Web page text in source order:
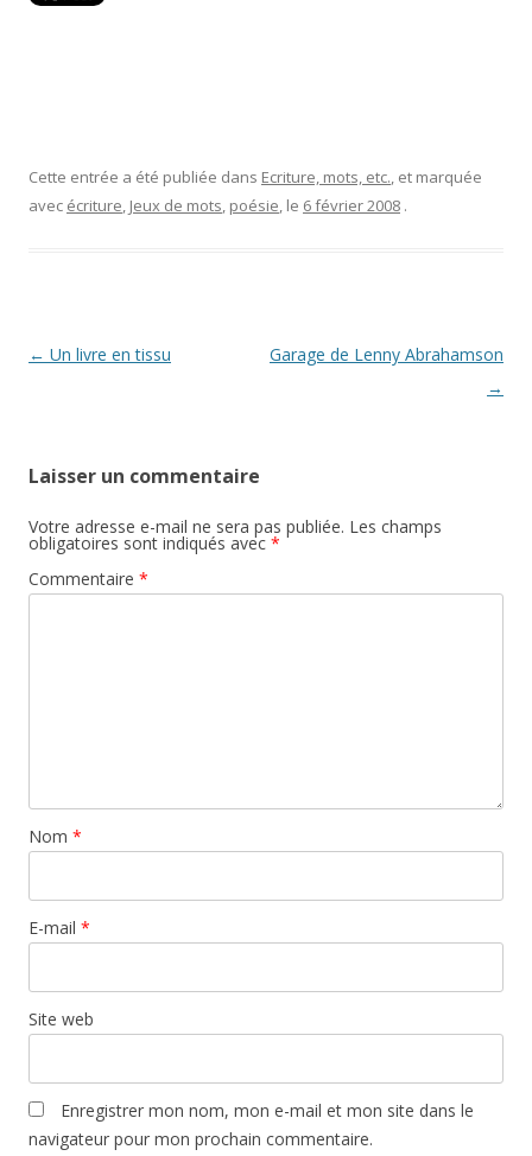
Cette entrée a été publiée dans Ecriture, mots, etc., et marquée
avec écriture, Jeux de mots, poésie, le 6 février 2008 .
Navigation
← Un livre en tissu
Garage de Lenny Abrahamson
→
Laisser un commentaire
Votre adresse e-mail ne sera pas publiée. Les champs
obligatoires sont indiqués avec *
Commentaire *
Nom *
E-mail *
Site web
Enregistrer mon nom, mon e-mail et mon site dans le
navigateur pour mon prochain commentaire.